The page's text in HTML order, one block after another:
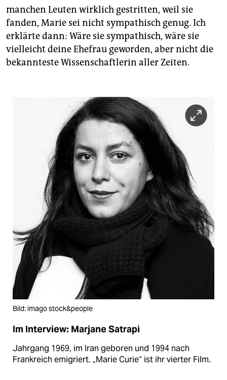
manchen Leuten wirklich gestritten, weil sie
fanden, Marie sei nicht sympathisch genug. Ich
erklärte dann: Wäre sie sympathisch, wäre sie
vielleicht deine Ehefrau geworden, aber nicht die
bekannteste Wissenschaftlerin aller Zeiten.
Bild: imago stock&people
Im Interview: Marjane Satrapi
Jahrgang 1969, im Iran geboren und 1994 nach
Frankreich emigriert. „Marie Curie“ ist ihr vierter Film.